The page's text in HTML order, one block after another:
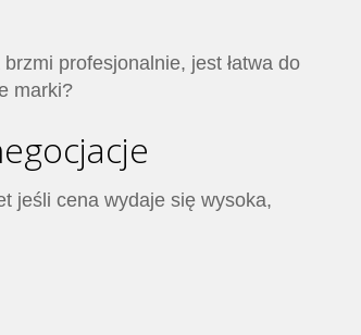
profesjonalnie, jest łatwa do
marki?
jeśli cena wydaje się wysoka,